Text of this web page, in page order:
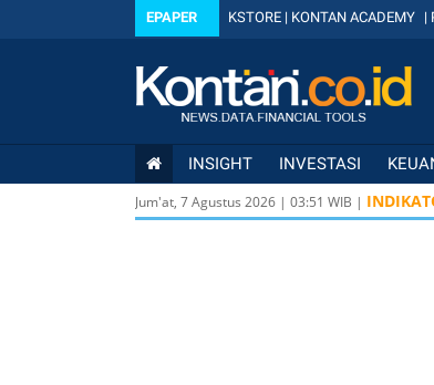
EPAPER KSTORE | KONTAN ACADEMY |
INSIGHT INVESTASI
Jum'at, 7 Agustus 2026 | 03:51 WIB |